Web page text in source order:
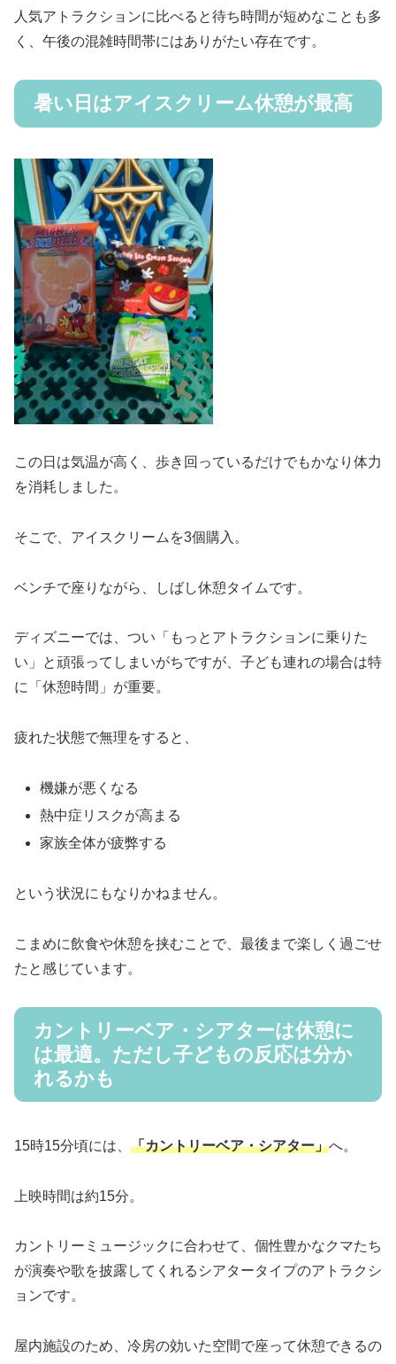
人気アトラクションに比べると待ち時間が短めなことも多
く、午後の混雑時間帯にはありがたい存在です。
暑い日はアイスクリーム休憩が最高
この日は気温が高く、歩き回っているだけでもかなり体力
を消耗しました。
そこで、アイスクリームを3個購入。
ベンチで座りながら、しばし休憩タイムです。
ディズニーでは、つい「もっとアトラクションに乗りた
い」と頑張ってしまいがちですが、子ども連れの場合は特
に「休憩時間」が重要。
疲れた状態で無理をすると、
機嫌が悪くなる
熱中症リスクが高まる
家族全体が疲弊する
という状況にもなりかねません。
こまめに飲食や休憩を挟むことで、最後まで楽しく過ごせ
たと感じています。
カントリーベア・シアターは休憩に
は最適。ただし子どもの反応は分か
れるかも
15時15分頃には、 「カントリーベア・シアター」へ。
上映時間は約15分。
カントリーミュージックに合わせて、個性豊かなクマたち
が演奏や歌を披露してくれるシアタータイプのアトラクシ
ョンです。
屋内施設のため、冷房の効いた空間で座って休憩できるの